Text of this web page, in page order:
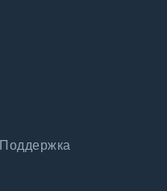
Поддержка